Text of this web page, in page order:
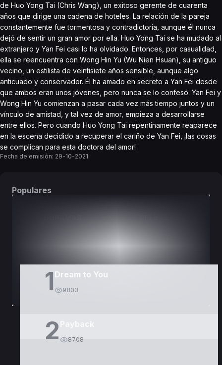
de Huo Yong Tai (Chris Wang), un exitoso gerente de cuarenta
años que dirige una cadena de hoteles. La relación de la pareja
constantemente fue tormentosa y contradictoria, aunque él nunca
dejó de sentir un gran amor por ella. Huo Yong Tai se ha mudado al
extranjero y Yan Fei casi lo ha olvidado. Entonces, por casualidad,
ella se reencuentra con Wong Hin Yu (Wu Nien Hsuan), su antiguo
vecino, un estilista de veintisiete años sensible, aunque algo
anticuado y conservador. Él ha amado en secreto a Yan Fei desde
que ambos eran unos jóvenes, pero nunca se lo confesó. Yan Fei y
Wong Hin Yu comienzan a pasar cada vez más tiempo juntos y un
vínculo de amistad, y tal vez de amor, empieza a desarrollarse
entre ellos. Pero cuando Huo Yong Tai repentinamente reaparece
en la escena decidido a recuperar el cariño de Yan Fei, ¡las cosas
se complican para esta doctora del amor!
Fecha de emisión: 29-10-2021
Populares
1 Dream to You
9803
2 8708